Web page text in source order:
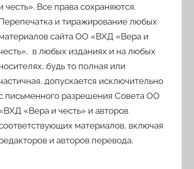
честь». Все права сохраняются.
и тиражирование любых
сайта ОО «ВХД «Вера и
в любых изданиях и на любых
будь то полная или
допускается исключительно
письменного разрешения Совета ОО
«Вера и честь» и авторов
материалов, включая
и авторов перевода.